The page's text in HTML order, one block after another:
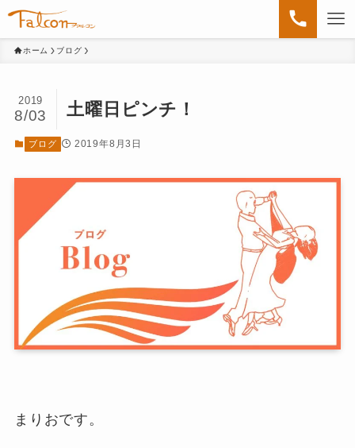
ホーム ブログ
土曜日ピンチ！
2019
8/03
ブログ 2019年8月3日
まりおです。